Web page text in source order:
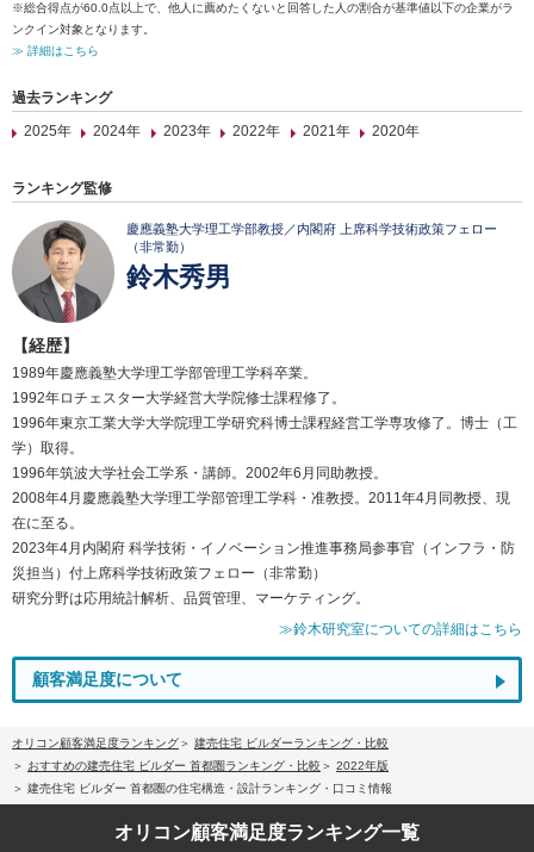
※総合得点が60.0点以上で、他人に薦めたくないと回答した人の割合が基準値以下の企業がラ
ンクイン対象となります。
≫ 詳細はこちら
過去ランキング
2025年
2024年 2023年 2022年 2021年 2020年
ランキング監修
慶應義塾大学理工学部教授／内閣府 上席科学技術政策フェロー
（非常勤）
鈴木秀男
【経歴】
1989年慶應義塾大学理工学部管理工学科卒業。
1992年ロチェスター大学経営大学院修士課程修了。
1996年東京工業大学大学院理工学研究科博士課程経営工学専攻修了。博士（工
学）取得。
1996年筑波大学社会工学系・講師。2002年6月同助教授。
2008年4月慶應義塾大学理工学部管理工学科・准教授。2011年4月同教授、現
在に至る。
2023年4月内閣府 科学技術・イノベーション推進事務局参事官（インフラ・防
災担当）付上席科学技術政策フェロー（非常勤）
研究分野は応用統計解析、品質管理、マーケティング。
≫鈴木研究室についての詳細はこちら
顧客満足度について
オリコン顧客満足度ランキング
建売住宅 ビルダーランキング・比較
おすすめの建売住宅 ビルダー 首都圏ランキング・比較
2022年版
建売住宅 ビルダー 首都圏の住宅構造・設計ランキング・口コミ情報
オリコン顧客満足度ランキング一覧